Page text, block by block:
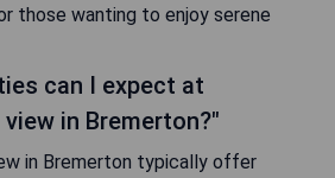
those wanting to enjoy serene
can I expect at
in Bremerton?"
in Bremerton typically offer